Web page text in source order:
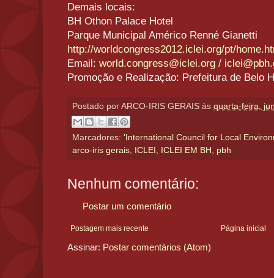
Demais locais:
BH Othon Palace Hotel
Parque Municipal Américo Renné Gianetti
http://worldcongress2012.iclei.org/pt/
Email: world.congress@iclei.org /
Promoção e Realização: Prefeitura de Belo
Postado por ARCO-IRIS GERAIS às quarta-feira,
Marcadores: 'International Council for Local
arco-iris gerais, ICLEI , ICLEI EM BH , pbh
Nenhum comentário:
Postar um comentário
Postagem mais recente Página inicial
Assinar: Postar comentários (Atom)